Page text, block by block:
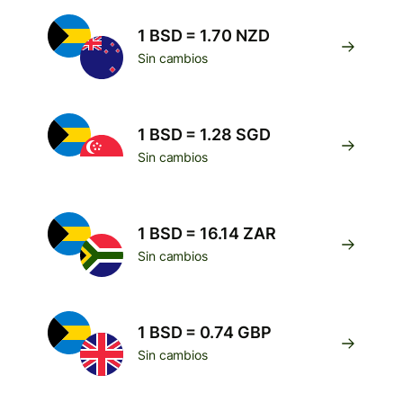
1 BSD = 1.70 NZD
Sin cambios
1 BSD = 1.28 SGD
Sin cambios
1 BSD = 16.14 ZAR
Sin cambios
1 BSD = 0.74 GBP
Sin cambios